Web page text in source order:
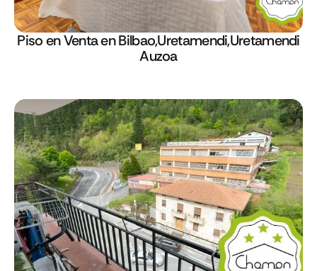
Piso en Venta en Bilbao,Uretamendi,Uretamendi
Auzoa